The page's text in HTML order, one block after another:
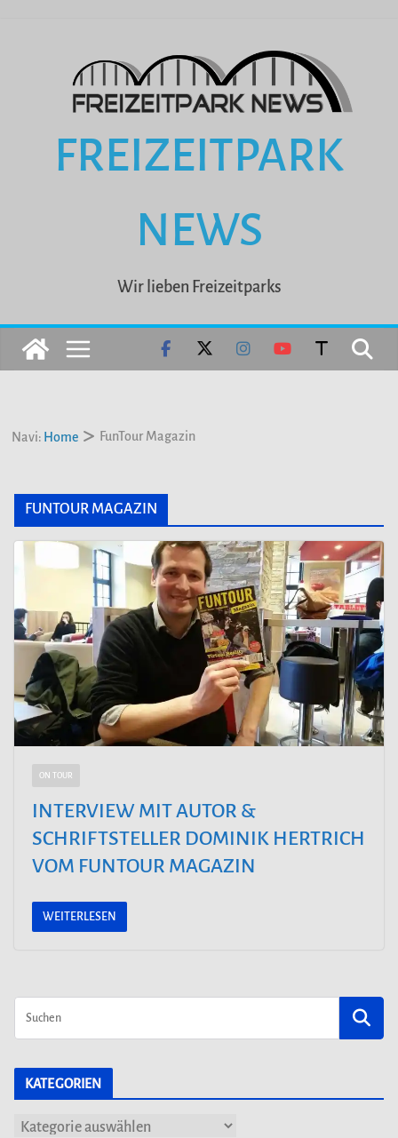
FREIZEITPARK
NEWS
Wir lieben Freizeitparks
Navi: Home FunTour Magazin
FUNTOUR MAGAZIN
ON TOUR
INTERVIEW MIT AUTOR &
SCHRIFTSTELLER DOMINIK HERTRICH
VOM FUNTOUR MAGAZIN
WEITERLESEN
KATEGORIEN